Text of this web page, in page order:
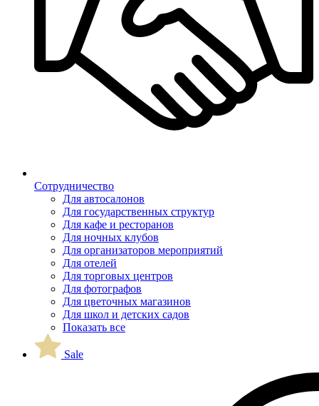
Сотрудничество
Для автосалонов
Для государственных структур
Для кафе и ресторанов
Для ночных клубов
Для организаторов мероприятий
Для отелей
Для торговых центров
Для фотографов
Для цветочных магазинов
Для школ и детских садов
Показать все
Sale